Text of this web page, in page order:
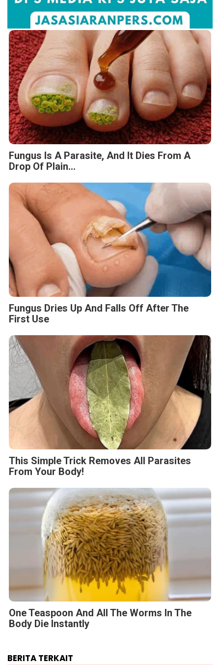
Fungus Is A Parasite, And It Dies From A
Drop Of Plain...
Fungus Dries Up And Falls Off After The
First Use
This Simple Trick Removes All Parasites
From Your Body!
One Teaspoon And All The Worms In The
Body Die Instantly
BERITA TERKAIT